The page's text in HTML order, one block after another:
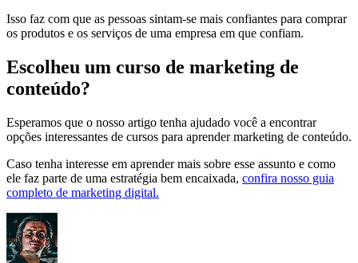
Isso faz com que as pessoas sintam-se mais confiantes para comprar
os produtos e os serviços de uma empresa em que confiam.
Escolheu um curso de marketing de
conteúdo?
Esperamos que o nosso artigo tenha ajudado você a encontrar
opções interessantes de cursos para aprender marketing de conteúdo.
Caso tenha interesse em aprender mais sobre esse assunto e como
ele faz parte de uma estratégia bem encaixada, confira nosso guia
completo de marketing digital.